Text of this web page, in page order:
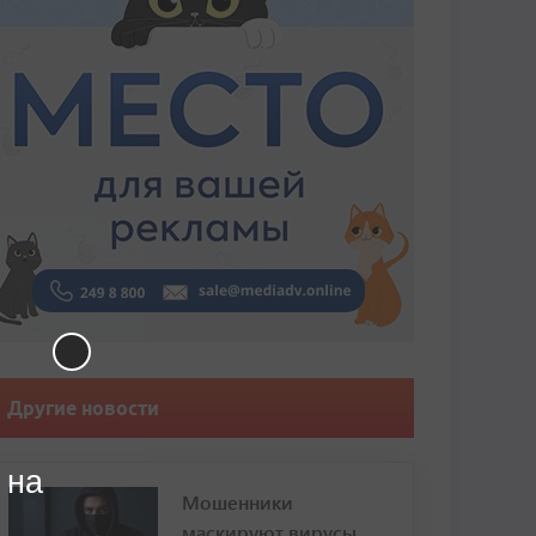
Другие новости
Мошенники